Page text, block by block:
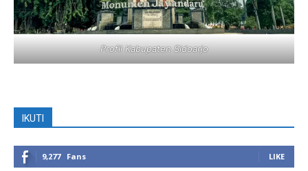
Profil Kabupaten Sidoarjo
IKUTI
9,277 Fans LIKE